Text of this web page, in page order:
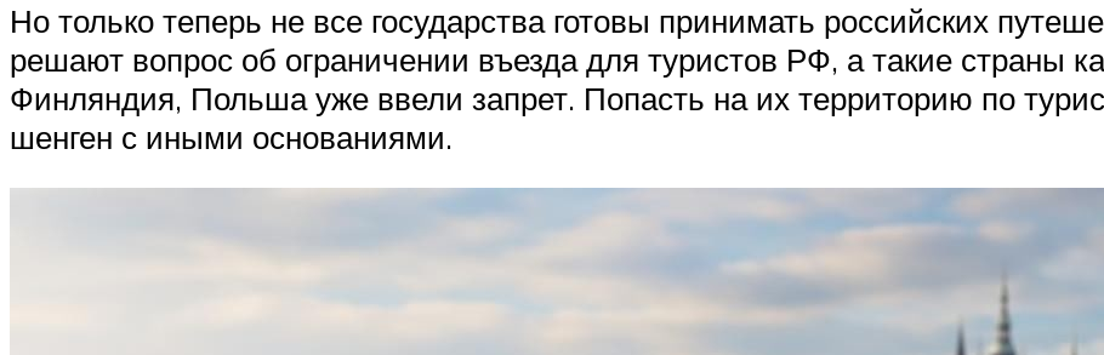
Но только теперь не все государства готовы принимать российских
решают вопрос об ограничении въезда для туристов РФ, а такие страны
Финляндия, Польша уже ввели запрет. Попасть на их территорию по
шенген с иными основаниями.